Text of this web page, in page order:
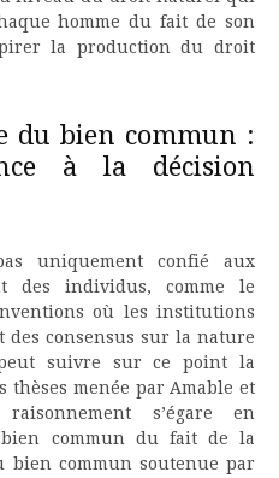
homme du fait de son
la production du droit
bien commun :
à la décision
uniquement confié aux
des individus, comme le
où les institutions
consensus sur la nature
suivre sur ce point la
menée par Amable et
s’égare en
bien commun du fait de la
bien commun soutenue par